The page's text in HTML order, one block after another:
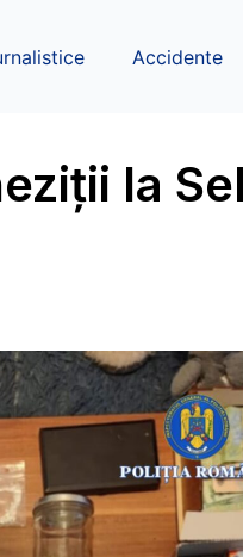
Accidente
la